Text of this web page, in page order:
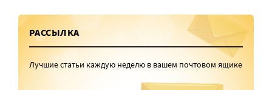
РАССЫЛКА
Лучшие статьи каждую неделю в вашем почтовом ящике